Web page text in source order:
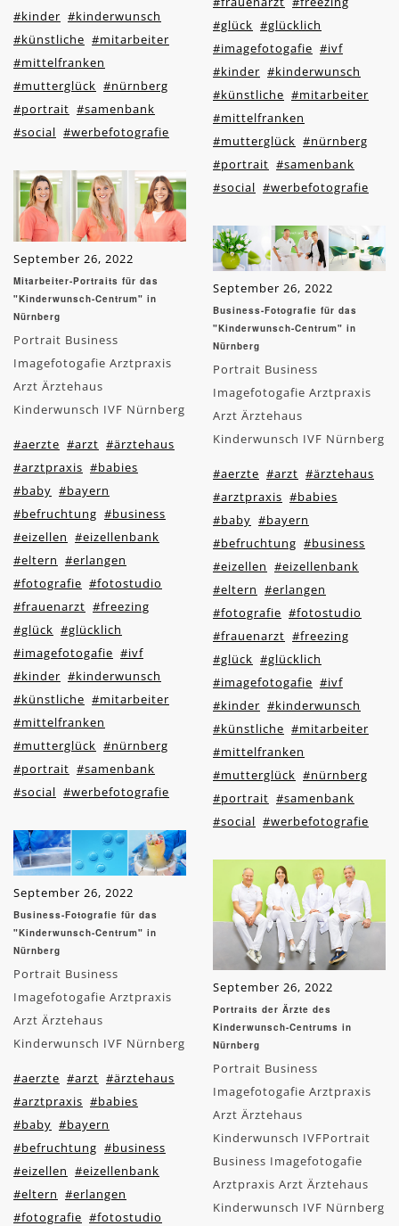
#kinder #kinderwunsch
#künstliche #mitarbeiter
#mittelfranken
#mutterglück #nürnberg
#portrait #samenbank
#social #werbefotografie
September 26, 2022
Mitarbeiter-Portraits für das
"Kinderwunsch-Centrum" in
Nürnberg
Portrait Business
Imagefotogafie Arztpraxis
Arzt Ärztehaus
Kinderwunsch IVF Nürnberg
#aerzte #arzt #ärztehaus
#arztpraxis #babies
#baby #bayern
#befruchtung #business
#eizellen #eizellenbank
#eltern #erlangen
#fotografie #fotostudio
#frauenarzt #freezing
#glück #glücklich
#imagefotogafie #ivf
#kinder #kinderwunsch
#künstliche #mitarbeiter
#mittelfranken
#mutterglück #nürnberg
#portrait #samenbank
#social #werbefotografie
September 26, 2022
Business-Fotografie für das
"Kinderwunsch-Centrum" in
Nürnberg
Portrait Business
Imagefotogafie Arztpraxis
Arzt Ärztehaus
Kinderwunsch IVF Nürnberg
#aerzte #arzt #ärztehaus
#arztpraxis #babies
#baby #bayern
#befruchtung #business
#eizellen #eizellenbank
#eltern #erlangen
#fotografie #fotostudio
#glück #glücklich
#imagefotogafie #ivf
#kinder #kinderwunsch
#künstliche #mitarbeiter
#mittelfranken
#mutterglück #nürnberg
#portrait #samenbank
#social #werbefotografie
September 26, 2022
Business-Fotografie für das
"Kinderwunsch-Centrum" in
Nürnberg
Portrait Business
Imagefotogafie Arztpraxis
Arzt Ärztehaus
Kinderwunsch IVF Nürnberg
#aerzte #arzt #ärztehaus
#arztpraxis #babies
#baby #bayern
#befruchtung #business
#eizellen #eizellenbank
#eltern #erlangen
#fotografie #fotostudio
#frauenarzt #freezing
#glück #glücklich
#imagefotogafie #ivf
#kinder #kinderwunsch
#künstliche #mitarbeiter
#mittelfranken
#mutterglück #nürnberg
#portrait #samenbank
#social #werbefotografie
September 26, 2022
Portraits der Ärzte des
Kinderwunsch-Centrums in
Nürnberg
Portrait Business
Imagefotogafie Arztpraxis
Arzt Ärztehaus
Kinderwunsch IVFPortrait
Business Imagefotogafie
Arztpraxis Arzt Ärztehaus
Kinderwunsch IVF Nürnberg